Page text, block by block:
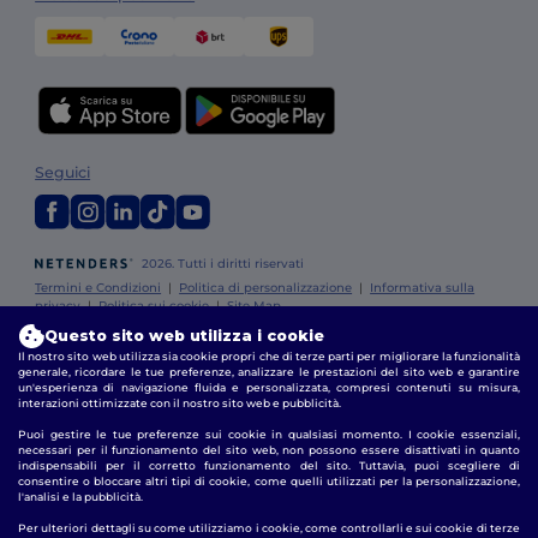
2026. Tutti i diritti riservati
Termini e Condizioni | Politica di personalizzazione | Informativa sulla
privacy|Politica sui cookie|Site Map
Seguici
Roma| Milano |Napoli |Torino|Palermo| Genova|Bologna|Firenze
Catania |Bari
Questo sito web utilizza i cookie
Il nostro sito web utilizza sia cookie propri che di terze parti per migliorare la funzionalità
generale, ricordare le tue preferenze, analizzare le prestazioni del sito web e garantire
un'esperienza di navigazione fluida e personalizzata, compresi contenuti su misura,
interazioni ottimizzate con il nostro sito web e pubblicità.
Puoi gestire le tue preferenze sui cookie in qualsiasi momento. I cookie essenziali,
necessari per il funzionamento del sito web, non possono essere disattivati in quanto
indispensabili per il corretto funzionamento del sito. Tuttavia, puoi scegliere di
consentire o bloccare altri tipi di cookie, come quelli utilizzati per la personalizzazione,
l'analisi e la pubblicità.
Per ulteriori dettagli su come utilizziamo i cookie, come controllarli e sui cookie di terze